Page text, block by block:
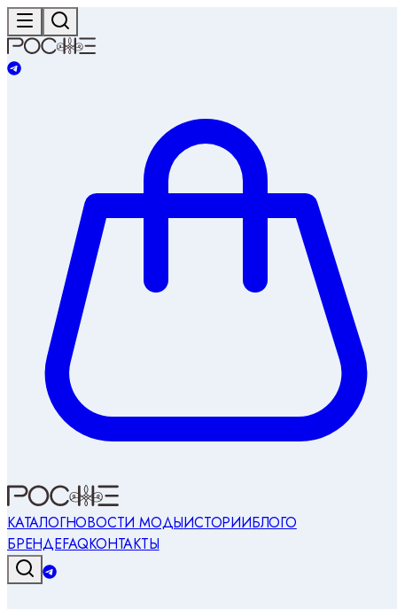
КАТАЛОГНОВОСТИ МОДЫИСТОРИИБЛОГО
БРЕНДЕFAQКОНТАКТЫ